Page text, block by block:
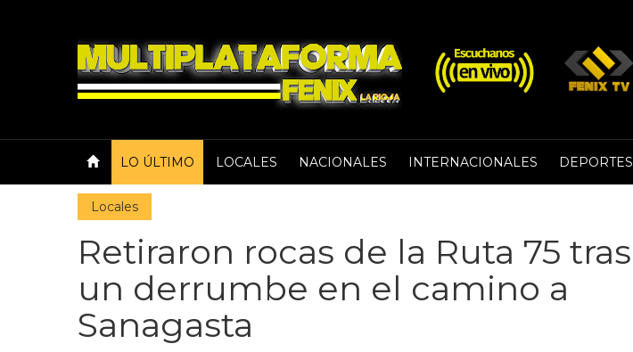
LO ÚLTIMO LOCALES NACIONALES INTERNACIONALES DEPORTES
Locales
Retiraron rocas de la Ruta 75 tras
un derrumbe en el camino a
Sanagasta